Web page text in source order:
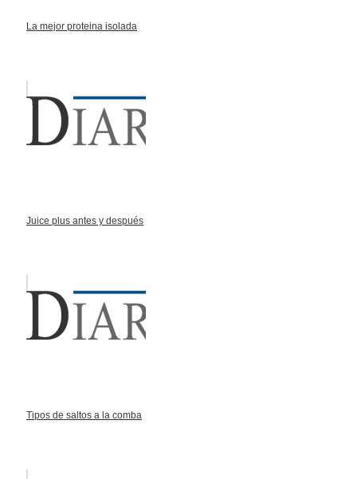
La mejor proteina isolada
Juice plus antes y después
Tipos de saltos a la comba